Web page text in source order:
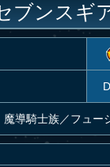
ブンスギ
魔導騎士族／フュー